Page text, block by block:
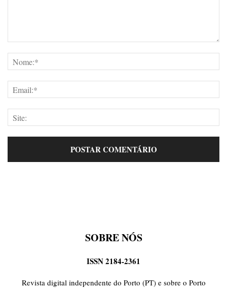
SOBRE NÓS
ISSN 2184-2361
Revista digital independente do Porto (PT) e sobre o Porto